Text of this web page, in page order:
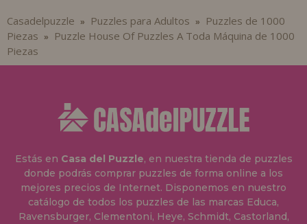
Casadelpuzzle » Puzzles para Adultos »
Puzzles de 1000
Piezas »
Puzzle House Of Puzzles A Toda Máquina de 1000
Piezas
Estás en Casa del Puzzle, en nuestra tienda de puzzles
donde podrás comprar puzzles de forma online a los
mejores precios de Internet. Disponemos en nuestro
catálogo de todos los puzzles de las marcas Educa,
Ravensburger, Clementoni, Heye, Schmidt, Castorland,